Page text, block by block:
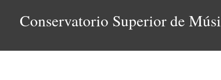
Conservatorio Superior de